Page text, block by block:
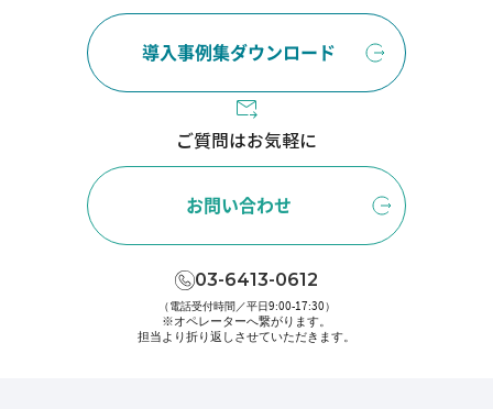
導入事例集ダウンロード
ご質問はお気軽に
お問い合わせ
03-6413-0612
（電話受付時間／平日9:00-17:30）
※オペレーターへ繋がります。
担当より折り返しさせていただきます。